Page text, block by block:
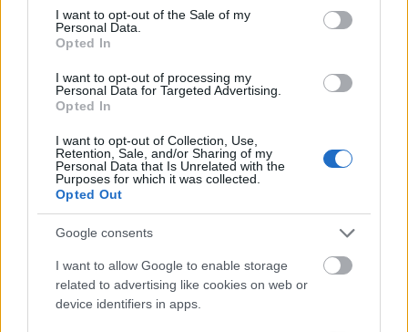
consent section.
I want to opt-out of the Sale of my
Personal Data.
Opted In
I want to opt-out of processing my
Personal Data for Targeted Advertising.
Opted In
I want to opt-out of Collection, Use,
Retention, Sale, and/or Sharing of my
Personal Data that Is Unrelated with the
Purposes for which it was collected.
Opted Out
Google consents
I want to allow Google to enable storage
related to advertising like cookies on web or
device identifiers in apps.
Ο Μητροπολίτης Καλαβρύτων και Αιγιαλείας